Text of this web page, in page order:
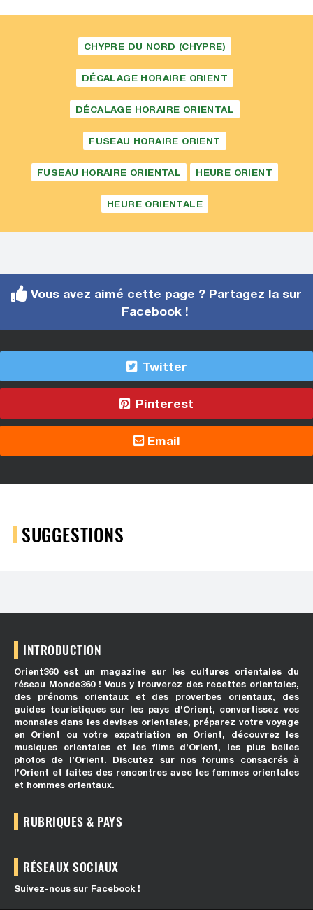
CHYPRE DU NORD (CHYPRE)
DÉCALAGE HORAIRE ORIENT
DÉCALAGE HORAIRE ORIENTAL
FUSEAU HORAIRE ORIENT
FUSEAU HORAIRE ORIENTAL HEURE ORIENT
HEURE ORIENTALE
Vous avez aimé cette page ? Partagez la sur
Facebook !
Twitter
Pinterest
Email
SUGGESTIONS
INTRODUCTION
Orient360 est un magazine sur les cultures orientales du
réseau Monde360 ! Vous y trouverez des recettes orientales,
des prénoms orientaux et des proverbes orientaux, des
guides touristiques sur les pays d’Orient, convertissez vos
monnaies dans les devises orientales, préparez votre voyage
en Orient ou votre expatriation en Orient, découvrez les
musiques orientales et les films d’Orient, les plus belles
photos de l’Orient. Discutez sur nos forums consacrés à
l’Orient et faites des rencontres avec les femmes orientales
et hommes orientaux.
RUBRIQUES & PAYS
RÉSEAUX SOCIAUX
Suivez-nous sur Facebook !